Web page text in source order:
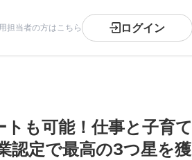
担当者の方はこちら ログイン
トも可能！仕事と子育て
認定で最高の3つ星を獲